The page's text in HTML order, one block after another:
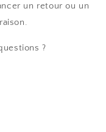
un retour ou un
?